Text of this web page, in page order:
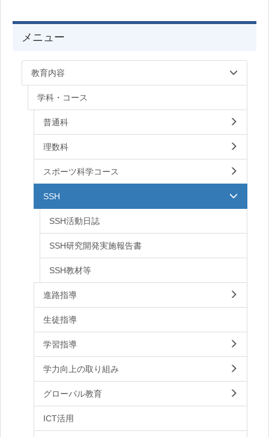
メニュー
教育内容
学科・コース
普通科
理数科
スポーツ科学コース
SSH
SSH活動日誌
SSH研究開発実施報告書
SSH教材等
進路指導
生徒指導
学習指導
学力向上の取り組み
グローバル教育
ICT活用